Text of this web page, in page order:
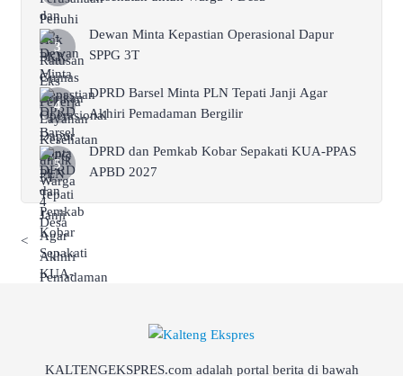
Dewan Minta Kepastian Operasional Dapur
SPPG 3T
DPRD Barsel Minta PLN Tepati Janji Agar
Akhiri Pemadaman Bergilir
DPRD dan Pemkab Kobar Sepakati KUA-PPAS
APBD 2027
<
KALTENGEKSPRES.com adalah portal berita di bawah